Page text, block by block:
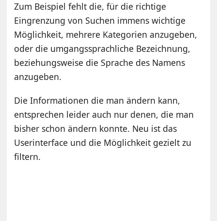
Zum Beispiel fehlt die, für die richtige
Eingrenzung von Suchen immens wichtige
Möglichkeit, mehrere Kategorien anzugeben,
oder die umgangssprachliche Bezeichnung,
beziehungsweise die Sprache des Namens
anzugeben.
Die Informationen die man ändern kann,
entsprechen leider auch nur denen, die man
bisher schon ändern konnte. Neu ist das
Userinterface und die Möglichkeit gezielt zu
filtern.